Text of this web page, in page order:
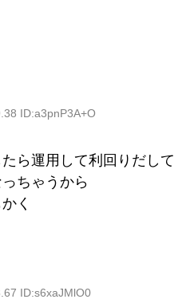
ID:a3pnP3A+O
ら運用して利回りだして
ちゃうから
く
ID:s6xaJMlO0